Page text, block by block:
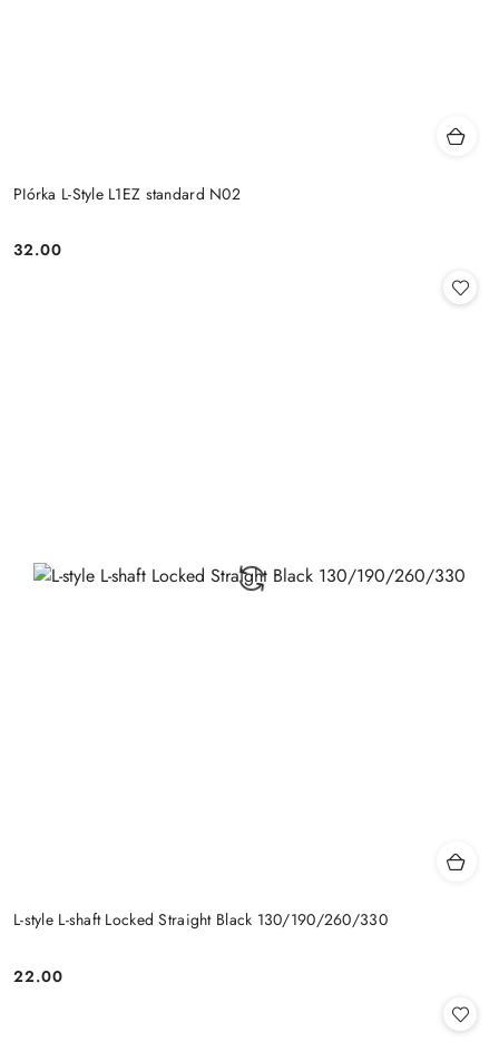
PIórka L-Style L1EZ standard N02
Cena:
32.00
L-style L-shaft Locked Straight Black 130/190/260/330
Cena:
22.00